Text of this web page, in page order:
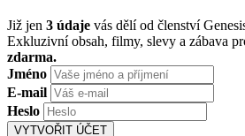
Již jen 3 údaje vás dělí od členství
Exkluzivní obsah, filmy, slevy a zábava
zdarma.
Jméno
E-mail
Heslo
VYTVOŘIT ÚČET